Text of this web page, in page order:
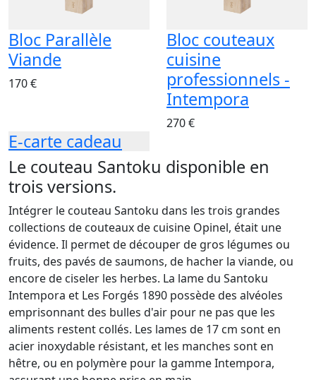
Bloc Parallèle
Viande
170 €
Bloc couteaux
cuisine
professionnels -
Intempora
270 €
E-carte cadeau
Le couteau Santoku disponible en
trois versions.
Intégrer le couteau Santoku dans les trois grandes
collections de couteaux de cuisine Opinel, était une
évidence. Il permet de découper de gros légumes ou
fruits, des pavés de saumons, de hacher la viande, ou
encore de ciseler les herbes. La lame du Santoku
Intempora et Les Forgés 1890 possède des alvéoles
emprisonnant des bulles d'air pour ne pas que les
aliments restent collés. Les lames de 17 cm sont en
acier inoxydable résistant, et les manches sont en
hêtre, ou en polymère pour la gamme Intempora,